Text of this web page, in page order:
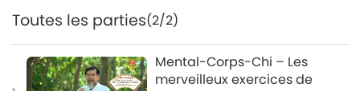
Toutes les parties(2/2)
Mental-Corps-Chi – Les
merveilleux exercices de